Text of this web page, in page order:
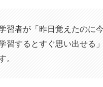
習者が「昨日覚えたのに
習するとすぐ思い出せる
。